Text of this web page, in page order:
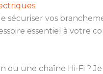
vos
essentiel à votre
ou une chaîne Hi-Fi ?